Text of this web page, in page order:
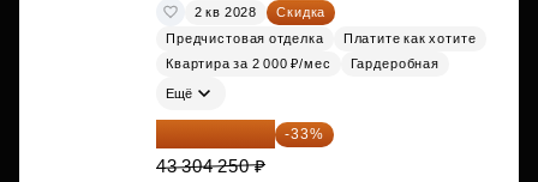
2 кв 2028
Скидка
Предчистовая отделка
Платите как хотите
Квартира за 2 000 ₽/мес
Гардеробная
Ещё
29 013 848 ₽ -33%
43 304 250 ₽